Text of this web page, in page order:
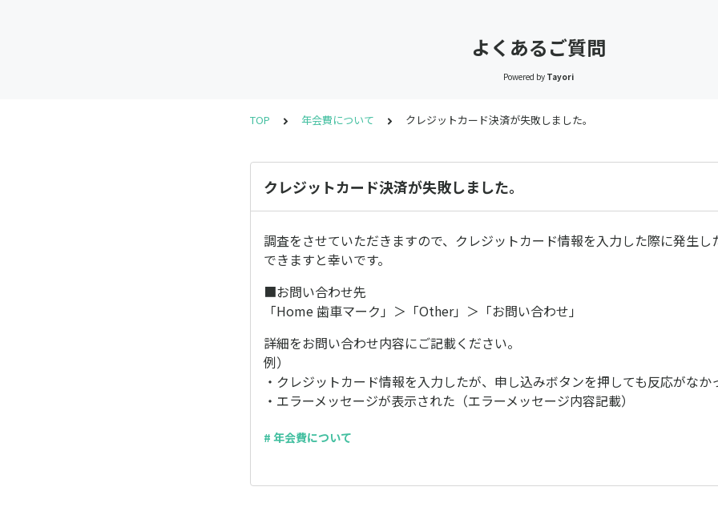
よくあるご質問
Powered by Tayori
TOP 年会費について クレジットカード決済が失敗しました。
クレジットカード決済が失敗しました。
調査をさせていただきますので、クレジットカード情報を入力した際に発生し
できますと幸いです。
■お問い合わせ先
「Home 歯車マーク」＞「Other」＞「お問い合わせ」
詳細をお問い合わせ内容にご記載ください。
例）
・クレジットカード情報を入力したが、申し込みボタンを押しても反応がなか
・エラーメッセージが表示された（エラーメッセージ内容記載）
# 年会費について